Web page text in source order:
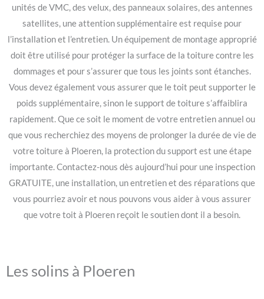
unités de VMC, des velux, des panneaux solaires, des antennes
satellites, une attention supplémentaire est requise pour
l’installation et l’entretien. Un équipement de montage approprié
doit être utilisé pour protéger la surface de la toiture contre les
dommages et pour s’assurer que tous les joints sont étanches.
Vous devez également vous assurer que le toit peut supporter le
poids supplémentaire, sinon le support de toiture s’affaiblira
rapidement. Que ce soit le moment de votre entretien annuel ou
que vous recherchiez des moyens de prolonger la durée de vie de
votre toiture à Ploeren, la protection du support est une étape
importante. Contactez-nous dès aujourd’hui pour une inspection
GRATUITE, une installation, un entretien et des réparations que
vous pourriez avoir et nous pouvons vous aider à vous assurer
que votre toit à Ploeren reçoit le soutien dont il a besoin.
Les solins à Ploeren